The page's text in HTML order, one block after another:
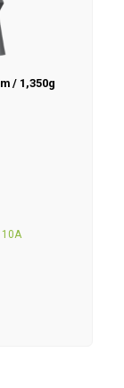
/ 1,350g
10Α